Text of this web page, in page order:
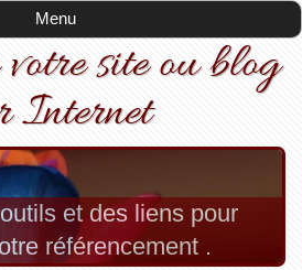
Menu
site ou blog
Internet
et des liens pour
référencement .